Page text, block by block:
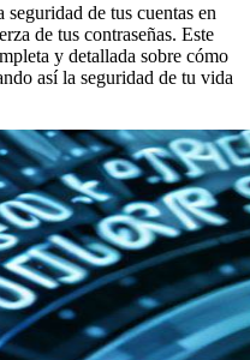
de tus cuentas en
de tus contraseñas. Este
y detallada sobre cómo
así la seguridad de tu vida